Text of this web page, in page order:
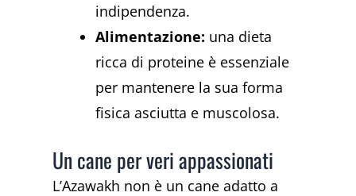
indipendenza.
Alimentazione: una dieta
ricca di proteine è essenziale
per mantenere la sua forma
fisica asciutta e muscolosa.
Un cane per veri appassionati
L’Azawakh non è un cane adatto a